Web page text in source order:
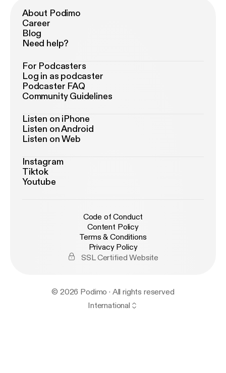
About Podimo
Career
Blog
Need help?
For Podcasters
Log in as podcaster
Podcaster FAQ
Community Guidelines
Listen on iPhone
Listen on Android
Listen on Web
Instagram
Tiktok
Youtube
Code of Conduct
Content Policy
Terms & Conditions
Privacy Policy
SSL Certified Website
© 2026 Podimo · All rights reserved
International